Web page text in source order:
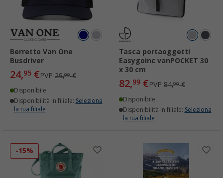
Berretto Van One
Busdriver
24,95 €PVP 29,99€
Disponibile
Disponibilità in filiale: Seleziona
la tua filiale
Tasca portaoggetti
Easygoinc vanPOCKET 30
x 30 cm
82,99 €PVP 84,90€
Disponibile
Disponibilità in filiale: Seleziona
la tua filiale
-15%